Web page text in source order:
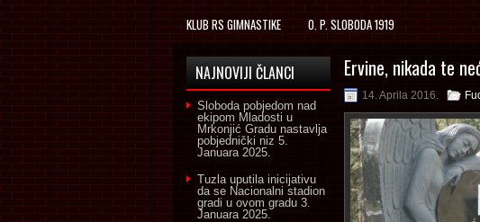
KLUB RS GIMNASTIKE O. P. SLOBODA 1919
Ervine, nikada te
14. Aprila 2016.
NAJNOVIJI ČLANCI
Sloboda pobjedom nad
ekipom Mladosti u
Mrkonjić Gradu nastavlja
pobjednički niz 5.
Januara 2025.
Tuzla uputila inicijativu
da se Nacionalni stadion
gradi u ovom gradu 3.
Januara 2025.